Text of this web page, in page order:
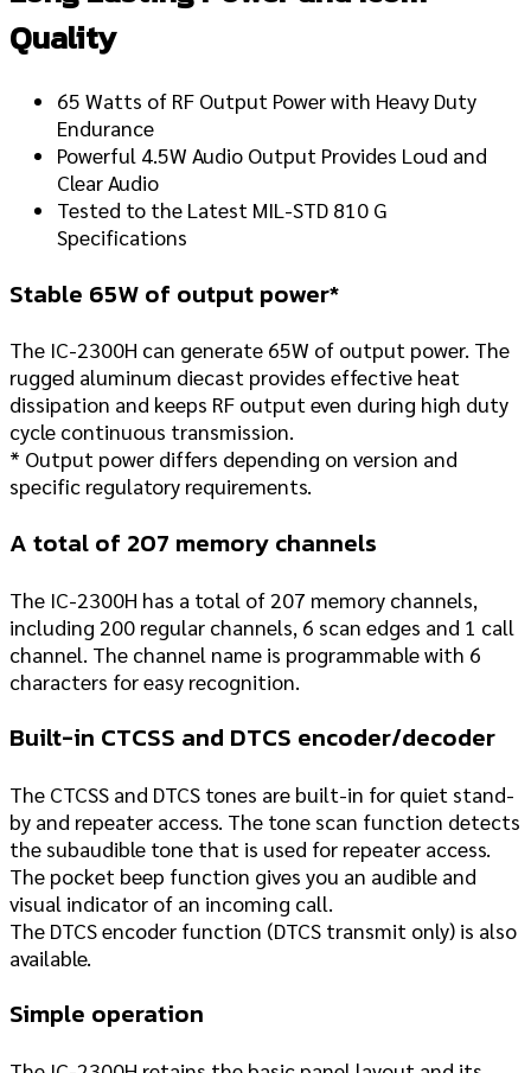
Quality
65 Watts of RF Output Power with Heavy Duty
Endurance
Powerful 4.5W Audio Output Provides Loud and
Clear Audio
Tested to the Latest MIL-STD 810 G
Specifications
Stable 65W of output power*
The IC-2300H can generate 65W of output power. The
rugged aluminum diecast provides effective heat
dissipation and keeps RF output even during high duty
cycle continuous transmission.
* Output power differs depending on version and
specific regulatory requirements.
A total of 207 memory channels
The IC-2300H has a total of 207 memory channels,
including 200 regular channels, 6 scan edges and 1 call
channel. The channel name is programmable with 6
characters for easy recognition.
Built-in CTCSS and DTCS encoder/decoder
The CTCSS and DTCS tones are built-in for quiet stand-
by and repeater access. The tone scan function detects
the subaudible tone that is used for repeater access.
The pocket beep function gives you an audible and
visual indicator of an incoming call.
The DTCS encoder function (DTCS transmit only) is also
available.
Simple operation